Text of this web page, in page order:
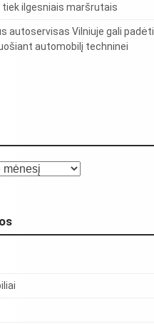
ilgesniais maršrutais
autoservisas Vilniuje gali padėti
automobilį techninei